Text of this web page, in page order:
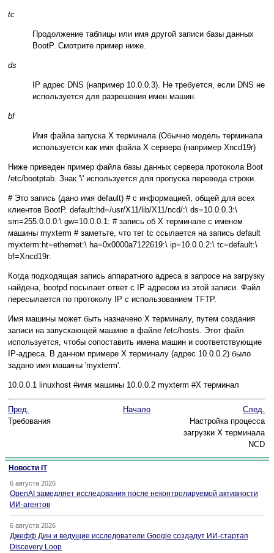
tc
Продолжение таблицы или имя другой записи базы данных
BootP. Смотрите пример ниже.
ds
IP адрес DNS (например 10.0.0.3). Не требуется, если DNS не
используется для разрешения имен машин.
bf
Имя файла запуска Х терминала (Обычно модель терминала
используется как имя файла Х сервера (например Xncd19r)
Ниже приведен пример файла базы данных сервера протокола Boot
/etc/bootptab. Знак '\' используется для пропуска перевода строки.
# Это запись (дано имя default) # с информацией, общей для всех
клиентов BootP. default:hd=/usr/X11/lib/X11/ncd/:\ ds=10.0.0.3:\
sm=255.0.0.0:\ gw=10.0.0.1: # запись об Х терминале с именем
машины myxterm # заметьте, что тег tc ссылается на запись default
myxterm:ht=ethernet:\ ha=0x0000a7122619:\ ip=10.0.0.2:\ tc=default:\
bf=Xncd19r:
Когда подходящая запись аппаратного адреса в запросе на загрузку
найдена, bootpd посылает ответ с IP адресом из этой записи. Файл
пересылается по протоколу IP с использованием TFTP.
Имя машины может быть назначено Х терминалу, путем создания
записи на запускающей машине в файле /etc/hosts. Этот файл
используется, чтобы сопоставить имена машин и соответствующие
IP-адреса. В данном примере Х терминалу (адрес 10.0.0.2) было
задано имя машины 'myxterm'.
10.0.0.1 linuxhost #имя машины 10.0.0.2 myxterm #Х терминал
Пред. Начало
След.
Требования
Настройка процесса
загрузки Х терминала
NCD
Новости IT
6 августа 2026
OpenAI замедляет исследования после неконтролируемой активности
ИИ-агентов
6 августа 2026
Джефф Дин и ведущие исследователи Google создадут ИИ-стартап
Discovery Loop